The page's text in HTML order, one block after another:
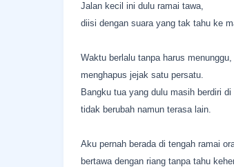
Jalan kecil ini dulu ramai tawa,
diisi dengan suara yang tak tahu ke
Waktu berlalu tanpa harus menunggu,
menghapus jejak satu persatu.
Bangku tua yang dulu masih berdiri
tidak berubah namun terasa lain.
Aku pernah berada di tengah ramai
bertawa dengan riang tanpa tahu